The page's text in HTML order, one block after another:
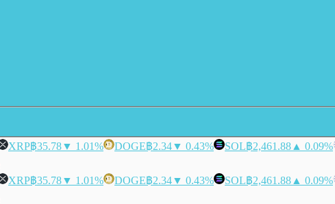
XRP฿35.78▼ 1.01% DOGE฿2.34▼ 0.43% SOL฿2,461.88 ▲ 0.09%
XRP฿35.78▼ 1.01% DOGE฿2.34▼ 0.43% SOL฿2,461.88 ▲ 0.09%